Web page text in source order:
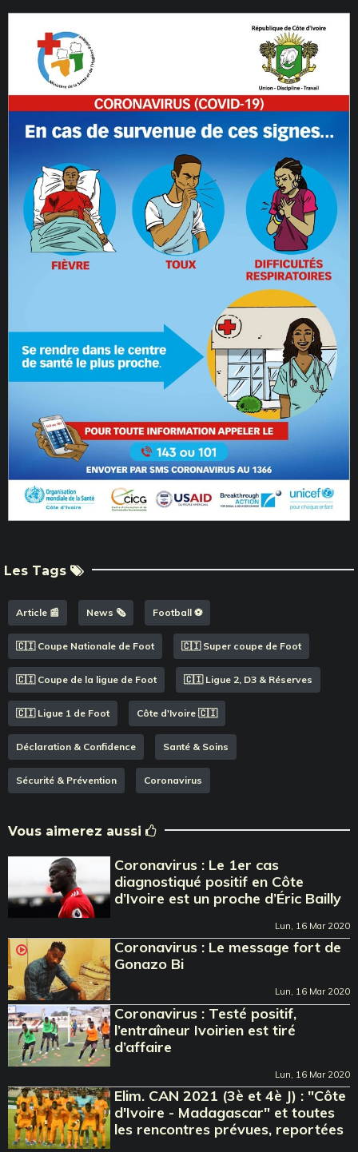
Les Tags
Article 📰 News 🗞️ Football ⚽️
🇨🇮 Coupe Nationale de Foot 🇨🇮 Super coupe de Foot
🇨🇮 Coupe de la ligue de Foot 🇨🇮 Ligue 2, D3 & Réserves
🇨🇮 Ligue 1 de Foot Côte d'Ivoire 🇨🇮
Déclaration & Confidence Santé & Soins
Sécurité & Prévention Coronavirus
Vous aimerez aussi
Coronavirus : Le 1er cas
diagnostiqué positif en Côte
d’Ivoire est un proche d’Éric Bailly
Lun, 16 Mar 2020
Coronavirus : Le message fort de
Gonazo Bi
Lun, 16 Mar 2020
Coronavirus : Testé positif,
l’entraîneur Ivoirien est tiré
d’affaire
Lun, 16 Mar 2020
Elim. CAN 2021 (3è et 4è J) : "Côte
d'Ivoire - Madagascar" et toutes
les rencontres prévues, reportées